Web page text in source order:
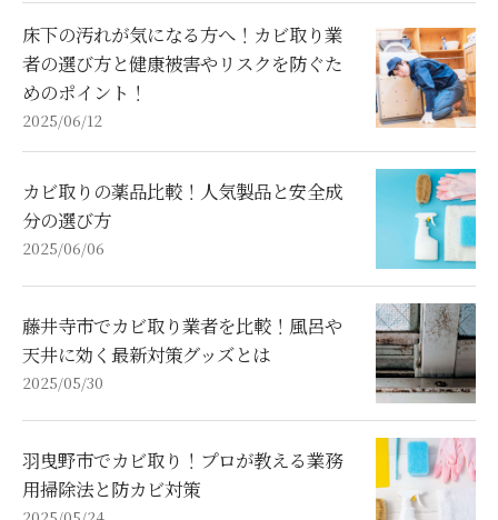
床下の汚れが気になる方へ！カビ取り業
者の選び方と健康被害やリスクを防ぐた
めのポイント！
2025/06/12
カビ取りの薬品比較！人気製品と安全成
分の選び方
2025/06/06
藤井寺市でカビ取り業者を比較！風呂や
天井に効く最新対策グッズとは
2025/05/30
羽曳野市でカビ取り！プロが教える業務
用掃除法と防カビ対策